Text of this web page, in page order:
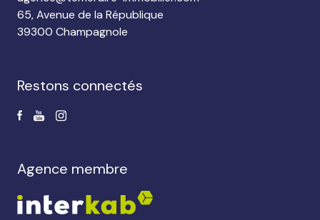
65, Avenue de la République
39300 Champagnole
restons connectés
agence membre